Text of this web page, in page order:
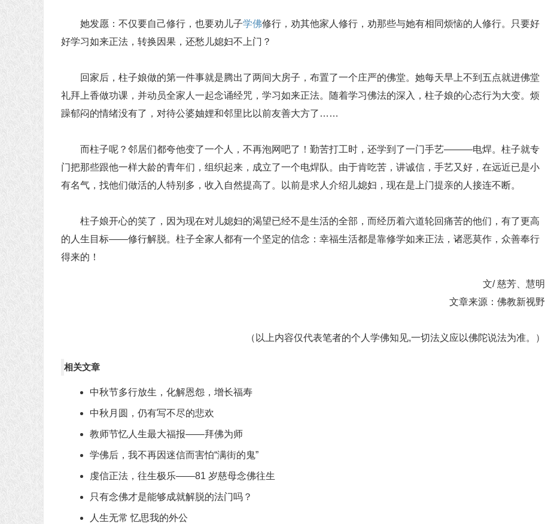
她发愿：不仅要自己修行，也要劝儿子学佛修行，劝其他家人修行，劝那些与她有相同烦恼的人修行。只要好
好学习如来正法，转换因果，还愁儿媳妇不上门？
回家后，柱子娘做的第一件事就是腾出了两间大房子，布置了一个庄严的佛堂。她每天早上不到五点就进佛堂
礼拜上香做功课，并动员全家人一起念诵经咒，学习如来正法。随着学习佛法的深入，柱子娘的心态行为大变。烦
躁郁闷的情绪没有了，对待公婆妯娌和邻里比以前友善大方了……
而柱子呢？邻居们都夸他变了一个人，不再泡网吧了！勤苦打工时，还学到了一门手艺———电焊。柱子就专
门把那些跟他一样大龄的青年们，组织起来，成立了一个电焊队。由于肯吃苦，讲诚信，手艺又好，在远近已是小
有名气，找他们做活的人特别多，收入自然提高了。以前是求人介绍儿媳妇，现在是上门提亲的人接连不断。
柱子娘开心的笑了，因为现在对儿媳妇的渴望已经不是生活的全部，而经历着六道轮回痛苦的他们，有了更高
的人生目标——修行解脱。柱子全家人都有一个坚定的信念：幸福生活都是靠修学如来正法，诸恶莫作，众善奉行
得来的！
文/ 慈芳、慧明
文章来源：佛教新视野
（以上内容仅代表笔者的个人学佛知见,一切法义应以佛陀说法为准。）
相关文章
中秋节多行放生，化解恩怨，增长福寿
中秋月圆，仍有写不尽的悲欢
教师节忆人生最大福报——拜佛为师
学佛后，我不再因迷信而害怕“满街的鬼”
虔信正法，往生极乐——81 岁慈母念佛往生
只有念佛才是能够成就解脱的法门吗？
人生无常 忆思我的外公